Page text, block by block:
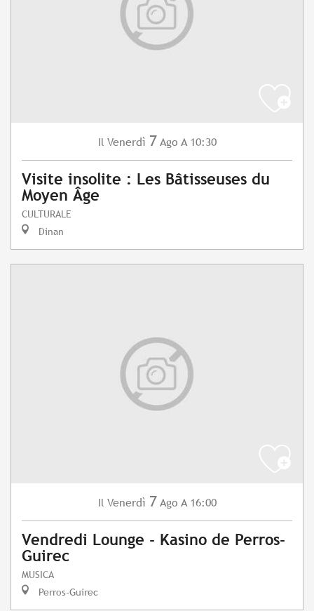
Il Venerdì 7 Ago A 10:30
Visite insolite : Les Bâtisseuses du
Moyen Âge
CULTURALE
Dinan
Il Venerdì 7 Ago A 16:00
Vendredi Lounge - Kasino de Perros-
Guirec
MUSICA
Perros-Guirec